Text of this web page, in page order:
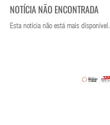
NOTÍCIA NÃO ENCONTRADA
Esta notícia não está mais disponível.